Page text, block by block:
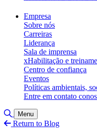
Empresa
Sobre nós
Carreiras
Liderança
Sala de imprensa
xHabilitação e
Centro de confiança
Eventos
Políticas ambientais,
Entre em contato
Alternar pesquisa
Menu
Return to Blog